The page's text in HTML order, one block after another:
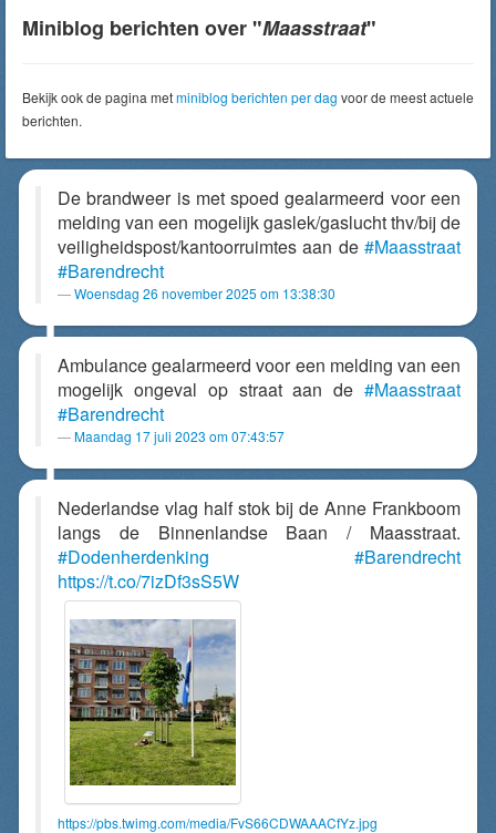
Miniblog berichten over "Maasstraat"
Bekijk ook de pagina metminiblog berichten per dag voor de meest actuele
berichten.
De brandweer is met spoed gealarmeerd voor een
melding van een mogelijk gaslek/gaslucht thv/bij de
veiligheidspost/kantoorruimtes aan de #Maasstraat
#Barendrecht
Woensdag 26 november 2025 om 13:38:30
Ambulance gealarmeerd voor een melding van een
mogelijk ongeval op straat aan de #Maasstraat
#Barendrecht
Maandag 17 juli 2023 om 07:43:57
Nederlandse vlag half stok bij de Anne Frankboom
langs de Binnenlandse Baan / Maasstraat.
#Dodenherdenking
#Barendrecht
https://t.co/7izDf3sS5W
https://pbs.twimg.com/media/FvS66CDWAAACfYz.jpg